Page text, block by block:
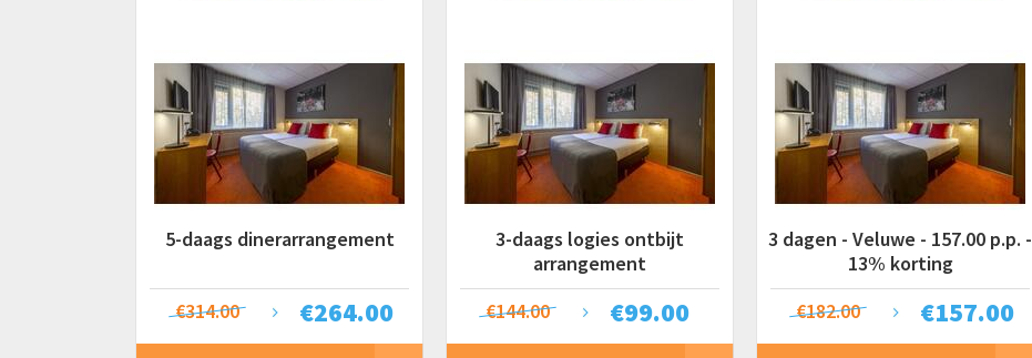
5-daags dinerarrangement
€264.00
€314.00
3-daags logies ontbijt
arrangement
€99.00
€144.00
3 dagen - Veluwe - 157.00 p.p. -
13% korting
€157.00
€182.00